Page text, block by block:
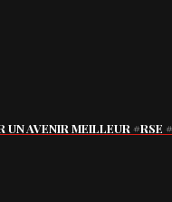
UN AVENIR MEILLEUR